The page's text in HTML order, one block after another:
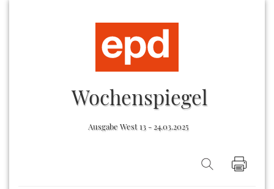
Wochenspiegel
Ausgabe West 13 - 24.03.2025